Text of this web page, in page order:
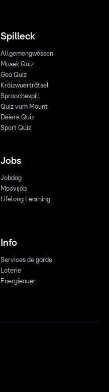
Spilleck
Allgemengwëssen
Musek Quiz
Geo Quiz
Kräizwuerträtsel
Sproochespill
Quiz vum Mount
Déiere Quiz
Sport Quiz
Jobs
Jobdag
Moovijob
Lifelong Learning
Info
Services de garde
Loterie
Energieauer